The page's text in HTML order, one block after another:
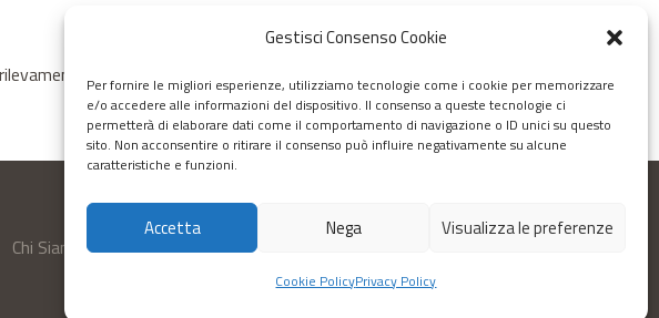
Gestisci Consenso Cookie
Per fornire le migliori esperienze, utilizziamo tecnologie come i cookie per memorizzare
e/o accedere alle informazioni del dispositivo. Il consenso a queste tecnologie ci
permetterà di elaborare dati come il comportamento di navigazione o ID unici su questo
sito. Non acconsentire o ritirare il consenso può influire negativamente su alcune
caratteristiche e funzioni.
Accetta Nega Visualizza le preferenze
Cookie PolicyPrivacy Policy
automatico dello spam.
Chi Siamo Servizi Scrivici